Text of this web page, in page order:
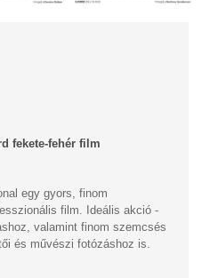
fekete-fehér film
egy gyors, finom
film. Ideális akció -
valamint finom szemcsés
és művészi fotózáshoz is.